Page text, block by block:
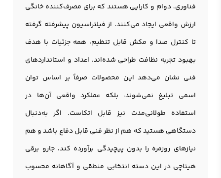
فناوری، دوام و کارایی هستند که برای مصرف‌کننده خانگی
ارزش واقعی ایجاد می‌کنند. از فیلتراسیون پیشرفته گرفته
تا کنترل صدا و مکش قابل تنظیم، همه جزئیات با هدف
بهبود تجربه نظافت طراحی شده‌اند. اعداد و استانداردهای
فنی نشان می‌دهد این محصولات صرفاً بر اساس توان
اسمی تبلیغ نمی‌شوند، بلکه عملکرد واقعی آن‌ها در
استفاده طولانی‌مدت نیز قابل اتکاست. اگر به‌دنبال
دستگاهی هستید که هم از نظر فنی قابل دفاع باشد و هم
نیازهای روزمره را بدون پیچیدگی برآورده کند، جارو برقی
هیتاچی در این دسته انتخابی منطقی و آگاهانه محسوب